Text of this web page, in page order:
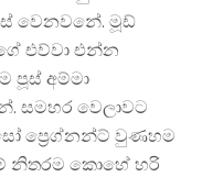
වෙනවනේ. මූඩ්
එව්වා එන්න
පූස් අම්මා
සමහර වෙලාවට
ප්‍රෙග්නන්ට් වුණහම
නිතරම කොහේ හරි